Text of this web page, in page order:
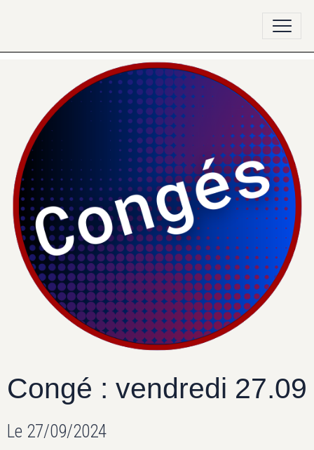
Congé : vendredi 27.09
Le 27/09/2024